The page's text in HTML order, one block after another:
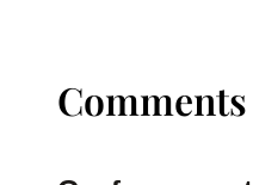
Comments